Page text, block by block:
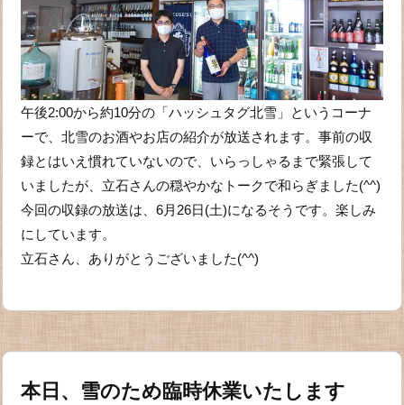
午後2:00から約10分の「ハッシュタグ北雪」というコーナ
ーで、北雪のお酒やお店の紹介が放送されます。事前の収
録とはいえ慣れていないので、いらっしゃるまで緊張して
いましたが、立石さんの穏やかなトークで和らぎました(^^)
今回の収録の放送は、6月26日(土)になるそうです。楽しみ
にしています。
立石さん、ありがとうございました(^^)
本日、雪のため臨時休業いたします